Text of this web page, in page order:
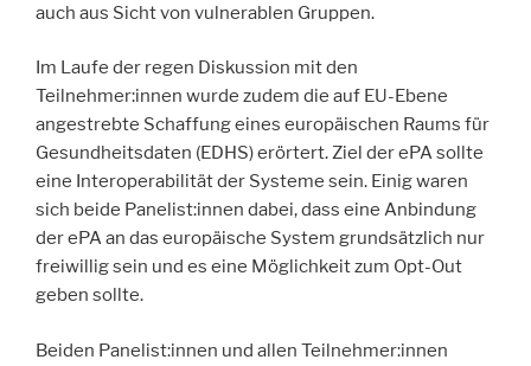
auch aus Sicht von vulnerablen Gruppen.
Im Laufe der regen Diskussion mit den
Teilnehmer:innen wurde zudem die auf EU-Ebene
angestrebte Schaffung eines europäischen Raums für
Gesundheitsdaten (EDHS) erörtert. Ziel der ePA sollte
eine Interoperabilität der Systeme sein. Einig waren
sich beide Panelist:innen dabei, dass eine Anbindung
der ePA an das europäische System grundsätzlich nur
freiwillig sein und es eine Möglichkeit zum Opt-Out
geben sollte.
Beiden Panelist:innen und allen Teilnehmer:innen